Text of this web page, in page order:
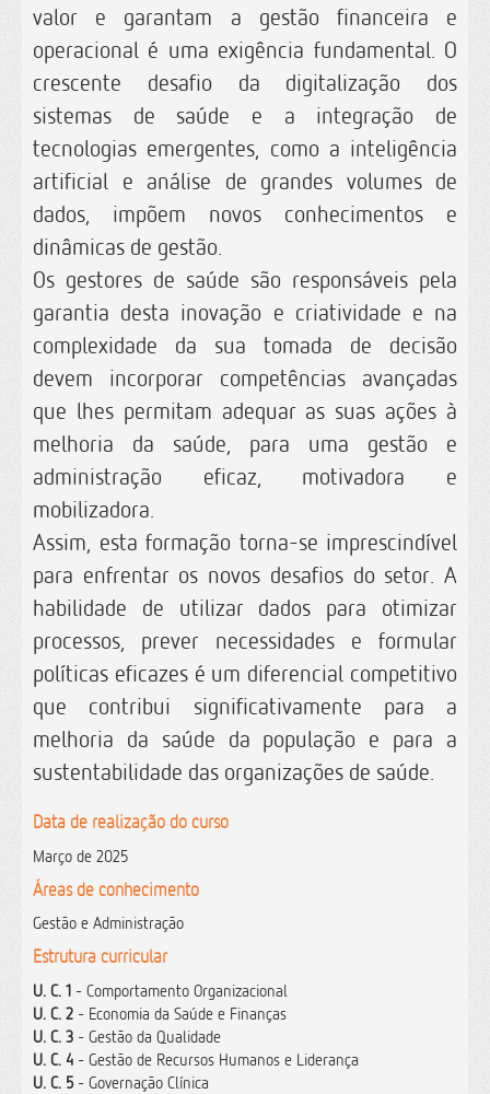
valor e garantam a gestão financeira e
operacional é uma exigência fundamental. O
crescente desafio da digitalização dos
sistemas de saúde e a integração de
tecnologias emergentes, como a inteligência
artificial e análise de grandes volumes de
dados, impõem novos conhecimentos e
dinâmicas de gestão.
Os gestores de saúde são responsáveis pela
garantia desta inovação e criatividade e na
complexidade da sua tomada de decisão
devem incorporar competências avançadas
que lhes permitam adequar as suas ações à
melhoria da saúde, para uma gestão e
administração eficaz, motivadora e
mobilizadora.
Assim, esta formação torna-se imprescindível
para enfrentar os novos desafios do setor. A
habilidade de utilizar dados para otimizar
processos, prever necessidades e formular
políticas eficazes é um diferencial competitivo
que contribui significativamente para a
melhoria da saúde da população e para a
sustentabilidade das organizações de saúde.
Data de realização do curso
Março de 2025
Áreas de conhecimento
Gestão e Administração
Estrutura curricular
U. C. 1 - Comportamento Organizacional
U. C. 2 - Economia da Saúde e Finanças
U. C. 3 - Gestão da Qualidade
U. C. 4 - Gestão de Recursos Humanos e Liderança
U. C. 5 - Governação Clínica